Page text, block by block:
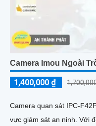
Camera Imou Ngoài
1,400,000 ₫
Camera quan sát IPC-
vực giám sát an ninh. Với độ phân giải cao 2.0 Megapixel,